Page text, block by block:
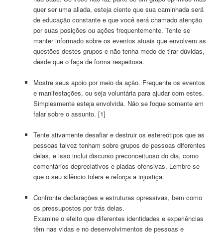
quer ser uma aliada, esteja ciente que sua caminhada será
de educação constante e que você será chamado atenção
por suas posições ou ações frequentemente. Tente se
manter informado sobre os eventos atuais que envolvem as
questões destes grupos e não tenha medo de tirar dúvidas,
desde que o faça de forma respeitosa.
Mostre seus apoio por meio da ação. Frequente os eventos
e manifestações, ou seja voluntária para ajudar com estes.
Simplesmente esteja envolvida. Não se foque somente em
falar sobre o assunto. [1]
Tente ativamente desafiar e destruir os estereótipos que as
pessoas talvez tenham sobre grupos de pessoas diferentes
delas, e isso inclui discurso preconceituoso do dia, como
comentários depreciativos e piadas ofensivas. Lembre-se
que o seu silêncio tolera e reforça a injustiça.
Confronte declarações e estruturas opressivas, bem como
os pressupostos por trás delas.
Examine o efeito que diferentes identidades e experiências
têm nas vidas e no desenvolvimentos de pessoas e